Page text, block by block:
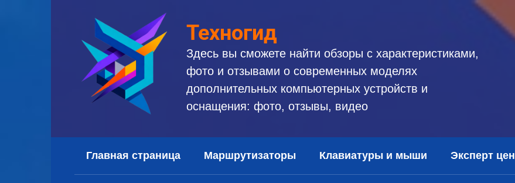
Техногид
Здесь вы сможете найти обзоры с характеристиками,
фото и отзывами о современных моделях
дополнительных компьютерных устройств и
оснащения: фото, отзывы, видео
Главная страница Маршрутизаторы Клавиатуры и мыши Эксперт цен